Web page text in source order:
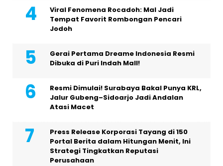
Viral Fenomena Rocadoh: Mal Jadi
Tempat Favorit Rombongan Pencari
Jodoh
Gerai Pertama Dreame Indonesia Resmi
Dibuka di Puri Indah Mall!
Resmi Dimulai! Surabaya Bakal Punya KRL,
Jalur Gubeng–Sidoarjo Jadi Andalan
Atasi Macet
Press Release Korporasi Tayang di 150
Portal Berita dalam Hitungan Menit, Ini
Strategi Tingkatkan Reputasi
Perusahaan